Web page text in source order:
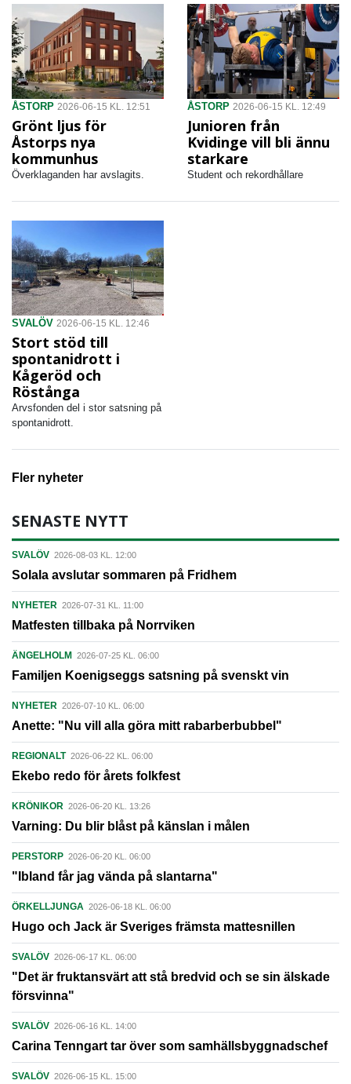
ÅSTORP 2026-06-15 KL. 12:51
Grönt ljus för
Åstorps nya
kommunhus
Överklaganden har avslagits.
ÅSTORP 2026-06-15 KL. 12:49
Junioren från
Kvidinge vill bli ännu
starkare
Student och rekordhållare
SVALÖV 2026-06-15 KL. 12:46
Stort stöd till
spontanidrott i
Kågeröd och
Röstånga
Arvsfonden del i stor satsning på
spontanidrott.
Fler nyheter
SENASTE NYTT
SVALÖV 2026-08-03 KL. 12:00
Solala avslutar sommaren på Fridhem
NYHETER 2026-07-31 KL. 11:00
Matfesten tillbaka på Norrviken
ÄNGELHOLM 2026-07-25 KL. 06:00
Familjen Koenigseggs satsning på svenskt vin
NYHETER 2026-07-10 KL. 06:00
Anette: "Nu vill alla göra mitt rabarberbubbel"
REGIONALT 2026-06-22 KL. 06:00
Ekebo redo för årets folkfest
KRÖNIKOR 2026-06-20 KL. 13:26
Varning: Du blir blåst på känslan i målen
PERSTORP 2026-06-20 KL. 06:00
"Ibland får jag vända på slantarna"
ÖRKELLJUNGA 2026-06-18 KL. 06:00
Hugo och Jack är Sveriges främsta mattesnillen
SVALÖV 2026-06-17 KL. 06:00
"Det är fruktansvärt att stå bredvid och se sin älskade
försvinna"
SVALÖV 2026-06-16 KL. 14:00
Carina Tenngart tar över som samhällsbyggnadschef
SVALÖV 2026-06-15 KL. 15:00